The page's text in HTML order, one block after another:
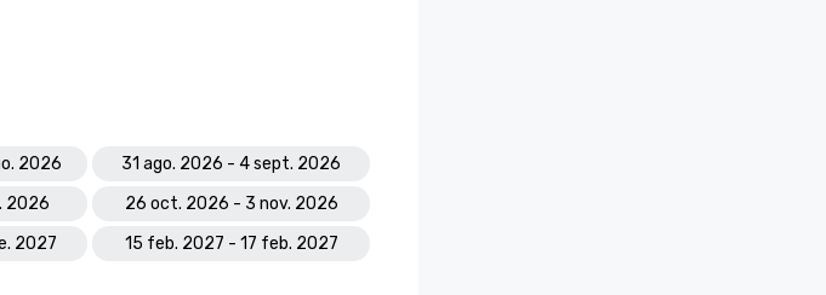
2026
31 ago. 2026 - 4 sept. 2026
2026
26 oct. 2026 - 3 nov. 2026
2027
15 feb. 2027 - 17 feb. 2027